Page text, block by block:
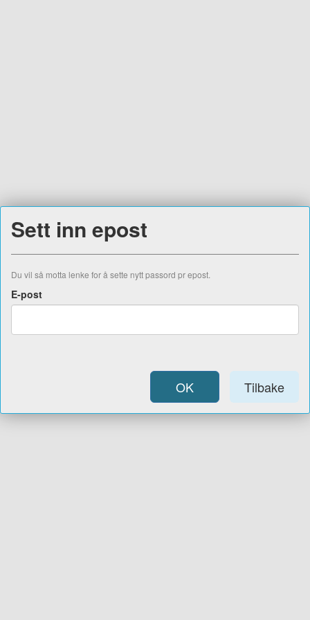
Sett inn epost
Du vil så motta lenke for å sette nytt passord pr epost.
E-post
OK Tilbake